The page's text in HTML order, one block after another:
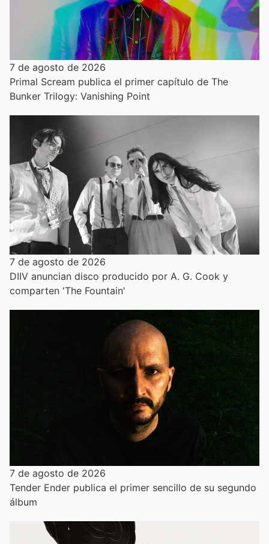
7 de agosto de 2026
Primal Scream publica el primer capítulo de The
Bunker Trilogy: Vanishing Point
7 de agosto de 2026
DIIV anuncian disco producido por A. G. Cook y
comparten 'The Fountain'
7 de agosto de 2026
Tender Ender publica el primer sencillo de su segundo
álbum